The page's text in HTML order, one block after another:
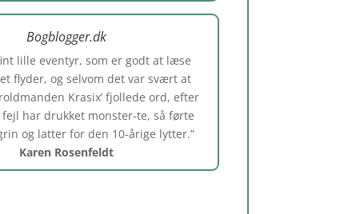
Bogblogger.dk
lille eventyr, som er godt at læse
flyder, og selvom det var svært at
Krasix’ fjollede ord, efter
fejl har drukket monster-te, så førte
og latter for den 10-årige lytter.”
Karen Rosenfeldt